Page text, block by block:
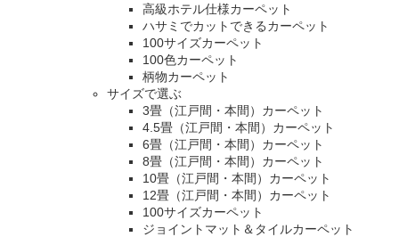
高級ホテル仕様カーペット
ハサミでカットできるカーペット
100サイズカーペット
100色カーペット
柄物カーペット
サイズで選ぶ
3畳（江戸間・本間）カーペット
4.5畳（江戸間・本間）カーペット
6畳（江戸間・本間）カーペット
8畳（江戸間・本間）カーペット
10畳（江戸間・本間）カーペット
12畳（江戸間・本間）カーペット
100サイズカーペット
ジョイントマット＆タイルカーペット